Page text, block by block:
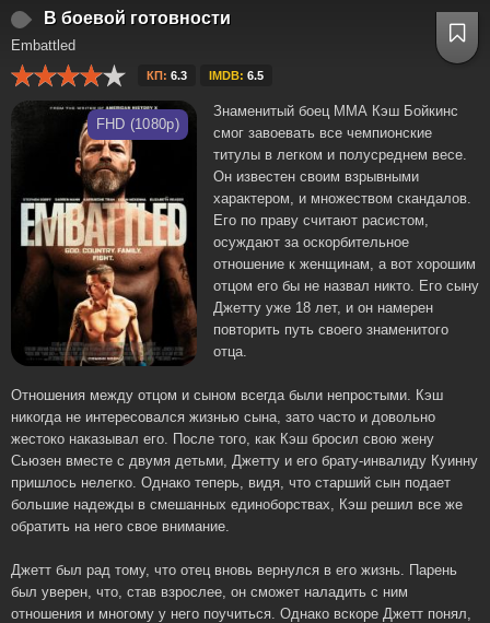
В боевой готовности
Embattled
КП: 6.3 IMDB: 6.5
FHD (1080p)
Знаменитый боец ММА Кэш Бойкинс
смог завоевать все чемпионские
титулы в легком и полусреднем весе.
Он известен своим взрывными
характером, и множеством скандалов.
Его по праву считают расистом,
осуждают за оскорбительное
отношение к женщинам, а вот хорошим
отцом его бы не назвал никто. Его сыну
Джетту уже 18 лет, и он намерен
повторить путь своего знаменитого
отца.
Отношения между отцом и сыном всегда были непростыми. Кэш
никогда не интересовался жизнью сына, зато часто и довольно
жестоко наказывал его. После того, как Кэш бросил свою жену
Сьюзен вместе с двумя детьми, Джетту и его брату-инвалиду Куинну
пришлось нелегко. Однако теперь, видя, что старший сын подает
большие надежды в смешанных единоборствах, Кэш решил все же
обратить на него свое внимание.
Джетт был рад тому, что отец вновь вернулся в его жизнь. Парень
был уверен, что, став взрослее, он сможет наладить с ним
отношения и многому у него поучиться. Однако вскоре Джетт понял,